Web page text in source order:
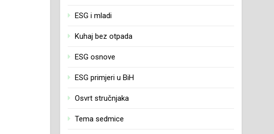
ESG i mladi
Kuhaj bez otpada
ESG osnove
ESG primjeri u BiH
Osvrt stručnjaka
Tema sedmice